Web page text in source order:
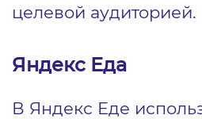
целевой аудиторией.
Яндекс Еда
В Яндекс Еде